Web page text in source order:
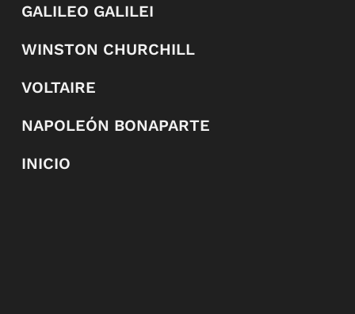
GALILEO GALILEI
WINSTON CHURCHILL
VOLTAIRE
NAPOLEÓN BONAPARTE
INICIO